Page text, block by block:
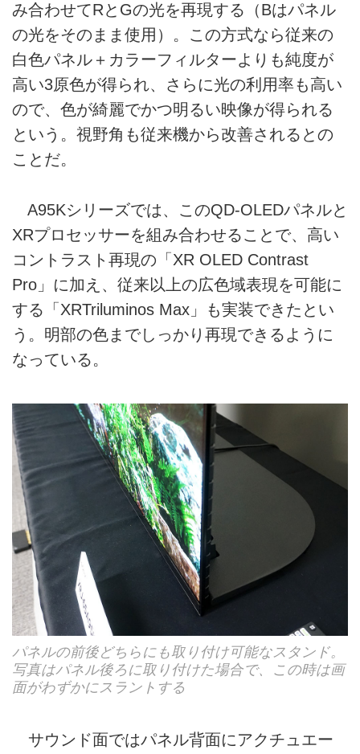
み合わせてRとGの光を再現する（Bはパネル
の光をそのまま使用）。この方式なら従来の
白色パネル＋カラーフィルターよりも純度が
高い3原色が得られ、さらに光の利用率も高い
ので、色が綺麗でかつ明るい映像が得られる
という。視野角も従来機から改善されるとの
ことだ。
A95Kシリーズでは、このQD-OLEDパネルと
XRプロセッサーを組み合わせることで、高い
コントラスト再現の「XR OLED Contrast
Pro」に加え、従来以上の広色域表現を可能に
する「XRTriluminos Max」も実装できたとい
う。明部の色までしっかり再現できるように
なっている。
パネルの前後どちらにも取り付け可能なスタンド。
写真はパネル後ろに取り付けた場合で、この時は画
面がわずかにスラントする
サウンド面ではパネル背面にアクチュエー